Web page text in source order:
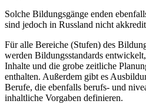
Solche Bildungsgänge enden
sind jedoch in Russland nicht
Für alle Bereiche (Stufen) des
werden Bildungsstandards
Inhalte und die grobe zeitliche
enthalten. Außerdem gibt es
Berufe, die ebenfalls berufs- und
inhaltliche Vorgaben definieren.